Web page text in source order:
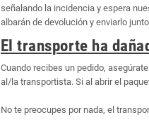
señalando la incidencia y espera
albarán de devolución y enviarlo
El transporte ha
Cuando recibes un pedido,
al/la transportista. Si al abrir el
No te preocupes por nada, el